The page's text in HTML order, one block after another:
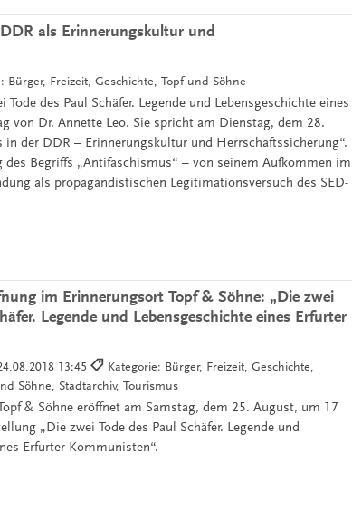
als Erinnerungskultur und
Bürger, Freizeit, Geschichte, Topf und Söhne
des Paul Schäfer. Legende und Lebensgeschichte eines
von Dr. Annette Leo. Sie spricht am Dienstag, dem 28.
der DDR – Erinnerungskultur und Herrschaftssicherung“.
Begriffs „Antifaschismus“ – von seinem Aufkommen im
als propagandistischen Legitimationsversuch des SED-
im Erinnerungsort Topf & Söhne: „Die zwei
Legende und Lebensgeschichte eines Erfurter
13:45
Kategorie: Bürger, Freizeit, Geschichte,
Söhne, Stadtarchiv, Tourismus
& Söhne eröffnet am Samstag, dem 25. August, um 17
„Die zwei Tode des Paul Schäfer. Legende und
Erfurter Kommunisten“.